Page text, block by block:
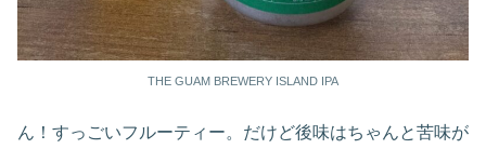
THE GUAM BREWERY ISLAND IPA
ん！すっごいフルーティー。だけど後味はちゃんと苦味が